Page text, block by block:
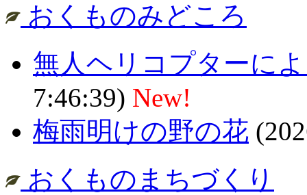
おくものみどころ
無人ヘリコプターに
7:46:39) New!
梅雨明けの野の花
おくものまちづくり